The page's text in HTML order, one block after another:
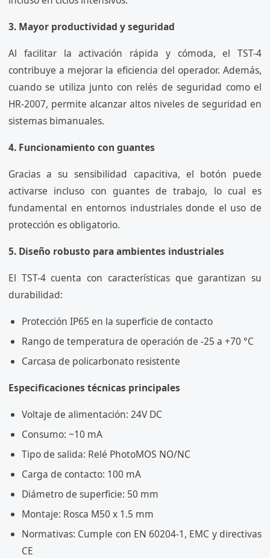
3. Mayor productividad y seguridad
Al facilitar la activación rápida y cómoda, el TST-4
contribuye a mejorar la eficiencia del operador. Además,
cuando se utiliza junto con relés de seguridad como el
HR-2007, permite alcanzar altos niveles de seguridad en
sistemas bimanuales.
4. Funcionamiento con guantes
Gracias a su sensibilidad capacitiva, el botón puede
activarse incluso con guantes de trabajo, lo cual es
fundamental en entornos industriales donde el uso de
protección es obligatorio.
5. Diseño robusto para ambientes industriales
El TST-4 cuenta con características que garantizan su
durabilidad:
Protección IP65 en la superficie de contacto
Rango de temperatura de operación de -25 a +70 °C
Carcasa de policarbonato resistente
Especificaciones técnicas principales
Voltaje de alimentación: 24V DC
Consumo: ~10 mA
Tipo de salida: Relé PhotoMOS NO/NC
Carga de contacto: 100 mA
Diámetro de superficie: 50 mm
Montaje: Rosca M50 x 1.5 mm
Normativas: Cumple con EN 60204-1, EMC y directivas
CE